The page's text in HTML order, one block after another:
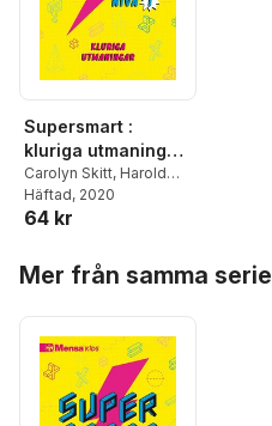
Supersmart :
kluriga utmaningar.
Nivå 1
Carolyn Skitt, Harold
Gale,Robert Allen
Häftad, 2020
64 kr
Mer från samma serie